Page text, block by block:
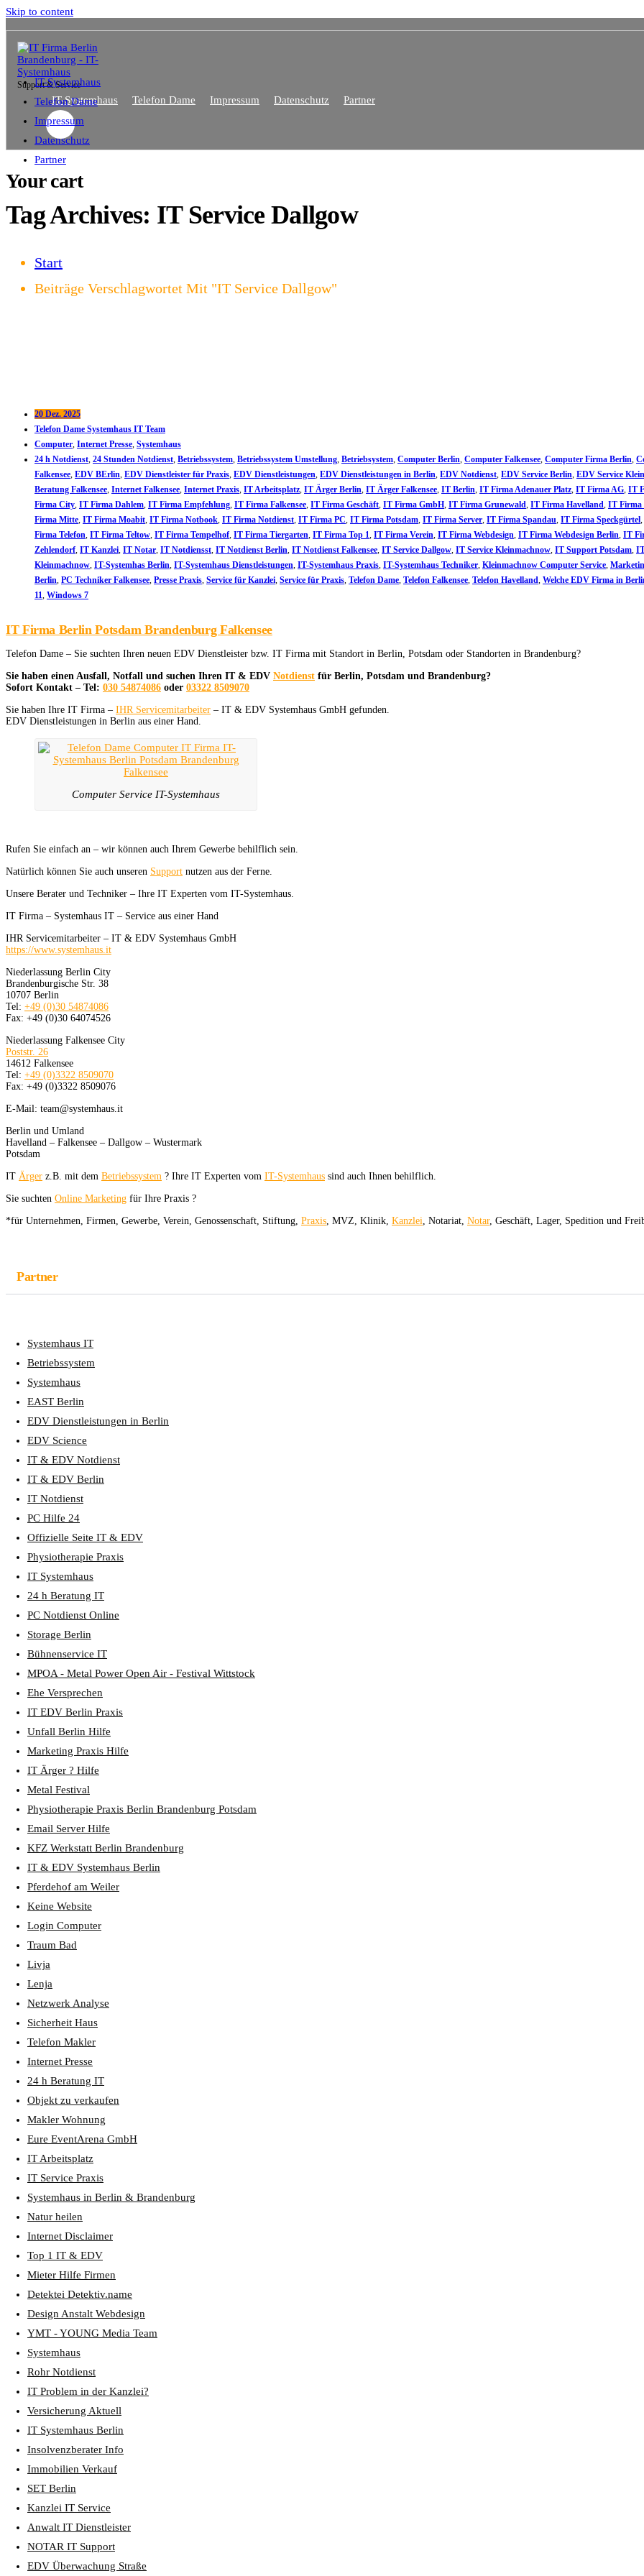
Skip to content
Support & Service
IT-Systemhaus Telefon Dame Impressum Datenschutz Partner
IT-Systemhaus
Telefon Dame
Impressum
Datenschutz
Partner
Your cart
Tag Archives: IT Service Dallgow
Start
Beiträge Verschlagwortet Mit "IT Service Dallgow"
20 Dez. 2025
Telefon Dame Systemhaus IT Team
Computer Internet Presse Systemhaus
24 h Notdienst 24 Stunden Notdienst Betriebssystem Betriebssystem Umstellung Betriebsystem Computer Berlin Computer Falkensee Computer Firma Berlin
Falkensee EDV BErlin EDV Dienstleister für Praxis EDV Dienstleistungen EDV Dienstleistungen in Berlin EDV Notdienst EDV Service Berlin EDV Service
Beratung Falkensee Internet Falkensee Internet Praxis IT Arbeitsplatz IT Ärger Berlin IT Ärger Falkensee IT Berlin IT Firma Adenauer Platz IT Firma AG IT
Firma City IT Firma Dahlem IT Firma Empfehlung IT Firma Falkensee IT Firma Geschäft IT Firma GmbH IT Firma Grunewald IT Firma Havelland IT Firma
Firma Mitte IT Firma Moabit IT Firma Notbook IT Firma Notdienst IT Firma PC IT Firma Potsdam IT Firma Server IT Firma Spandau IT Firma Speckgürtel
Firma Telefon IT Firma Teltow IT Firma Tempelhof, IT Firma Tiergarten IT Firma Top 1 IT Firma Verein IT Firma Webdesign IT Firma Webdesign Berlin IT
Zehlendorf, IT Kanzlei IT Notar IT Notdiensst IT Notdienst Berlin IT Notdienst Falkensee IT Service Dallgow IT Service Kleinmachnow IT Support Potsdam
Kleinmachnow IT-Systemhas Berlin IT-Systemhaus Dienstleistungen IT-Systemhaus Praxis IT-Systemhaus Techniker Kleinmachnow Computer Service
Berlin PC Techniker Falkensee Presse Praxis Service für Kanzlei Service für Praxis Telefon Dame Telefon Falkensee Telefon Havelland Welche EDV Firma in
11 Windows 7
IT Firma Berlin Potsdam Brandenburg Falkensee
Telefon Dame – Sie suchten Ihren neuen EDV Dienstleister bzw. IT Firma mit Standort in Berlin, Potsdam oder Standorten in Brandenburg?
Sie haben einen Ausfall, Notfall und suchen Ihren IT & EDV Notdienst für Berlin, Potsdam und Brandenburg?
Sofort Kontakt – Tel: 030 54874086 oder 03322 8509070
Sie haben Ihre IT Firma – IHR Servicemitarbeiter – IT & EDV Systemhaus GmbH gefunden.
EDV Dienstleistungen in Berlin aus einer Hand.
Computer Service IT-Systemhaus
Rufen Sie einfach an – wir können auch Ihrem Gewerbe behilflich sein.
Natürlich können Sie auch unseren Support nutzen aus der Ferne.
Unsere Berater und Techniker – Ihre IT Experten vom IT-Systemhaus.
IT Firma – Systemhaus IT – Service aus einer Hand
IHR Servicemitarbeiter – IT & EDV Systemhaus GmbH
https://www.systemhaus.it
Niederlassung Berlin City
Brandenburgische Str. 38
10707 Berlin
Tel: +49 (0)30 54874086
Fax: +49 (0)30 64074526
Niederlassung Falkensee City
Poststr. 26
14612 Falkensee
Tel: +49 (0)3322 8509070
Fax: +49 (0)3322 8509076
E-Mail: team@systemhaus.it
Berlin und Umland
Havelland – Falkensee – Dallgow – Wustermark
Potsdam
IT Ärger z.B. mit dem Betriebssystem ? Ihre IT Experten vom IT-Systemhaus sind auch Ihnen behilflich.
Sie suchten Online Marketing für Ihre Praxis ?
*für Unternehmen, Firmen, Gewerbe, Verein, Genossenschaft, Stiftung, Praxis, MVZ, Klinik, Kanzlei, Notariat, Notar, Geschäft, Lager, Spedition und
Partner
Systemhaus IT
Betriebssystem
Systemhaus
EAST Berlin
EDV Dienstleistungen in Berlin
EDV Science
IT & EDV Notdienst
IT & EDV Berlin
IT Notdienst
PC Hilfe 24
Offizielle Seite IT & EDV
Physiotherapie Praxis
IT Systemhaus
24 h Beratung IT
PC Notdienst Online
Storage Berlin
Bühnenservice IT
MPOA - Metal Power Open Air - Festival Wittstock
Ehe Versprechen
IT EDV Berlin Praxis
Unfall Berlin Hilfe
Marketing Praxis Hilfe
IT Ärger ? Hilfe
Metal Festival
Physiotherapie Praxis Berlin Brandenburg Potsdam
Email Server Hilfe
KFZ Werkstatt Berlin Brandenburg
IT & EDV Systemhaus Berlin
Pferdehof am Weiler
Keine Website
Login Computer
Traum Bad
Livja
Lenja
Netzwerk Analyse
Sicherheit Haus
Telefon Makler
Internet Presse
24 h Beratung IT
Objekt zu verkaufen
Makler Wohnung
Eure EventArena GmbH
IT Arbeitsplatz
IT Service Praxis
Systemhaus in Berlin & Brandenburg
Natur heilen
Internet Disclaimer
Top 1 IT & EDV
Mieter Hilfe Firmen
Detektei Detektiv.name
Design Anstalt Webdesign
YMT - YOUNG Media Team
Systemhaus
Rohr Notdienst
IT Problem in der Kanzlei?
Versicherung Aktuell
IT Systemhaus Berlin
Insolvenzberater Info
Immobilien Verkauf
SET Berlin
Kanzlei IT Service
Anwalt IT Dienstleister
NOTAR IT Support
EDV Überwachung Straße